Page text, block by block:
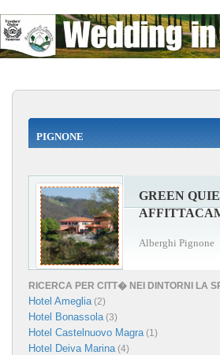
PIGNONE
GREEN
Alberghi Pignone
RICERCA PER CITT� NEI DINTORNI LA
Hotel Ameglia(2)
Hotel Bonassola(3)
Hotel Castelnuovo Magra(1)
Hotel Deiva Marina(4)